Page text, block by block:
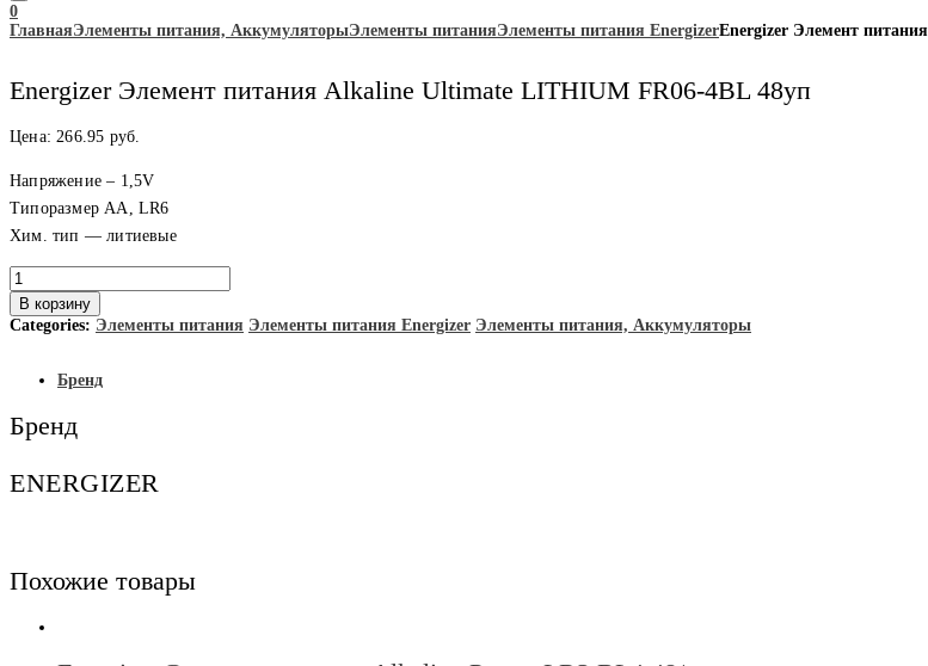
0
ГлавнаяЭлементы питания, АккумуляторыЭлементы питанияЭлементы питания EnergizerEnergizer Элемент
Energizer Элемент питания Alkaline Ultimate LITHIUM FR06-4BL 48уп
Цена: 266.95 руб.
Напряжение – 1,5V
Типоразмер АА, LR6
Хим. тип — литиевые
Количество
товара
Energizer
Элемент
Ultimate
FR06-
4BL
В корзину
Categories: Элементы питания Элементы питания Energizer Элементы питания, Аккумуляторы
Бренд
Бренд
ENERGIZER
Похожие товары